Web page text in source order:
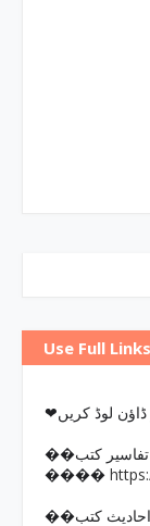
Use Full Links
��تفاسیر کتب
����
��احادیث کتب